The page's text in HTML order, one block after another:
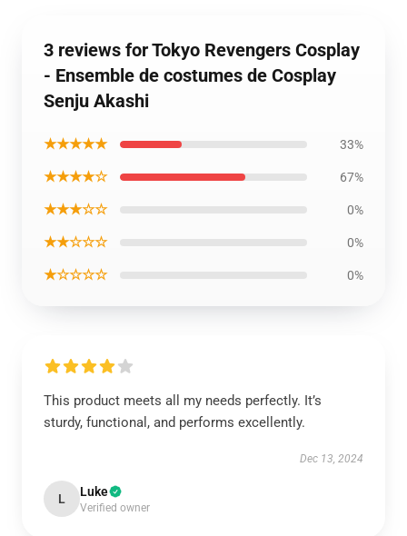
3 reviews for Tokyo Revengers Cosplay
- Ensemble de costumes de Cosplay
Senju Akashi
★★★★★ 33%
★★★★☆ 67%
★★★☆☆ 0%
★★☆☆☆ 0%
★☆☆☆☆ 0%
This product meets all my needs perfectly. It’s
sturdy, functional, and performs excellently.
Dec 13, 2024
L Luke
Verified owner